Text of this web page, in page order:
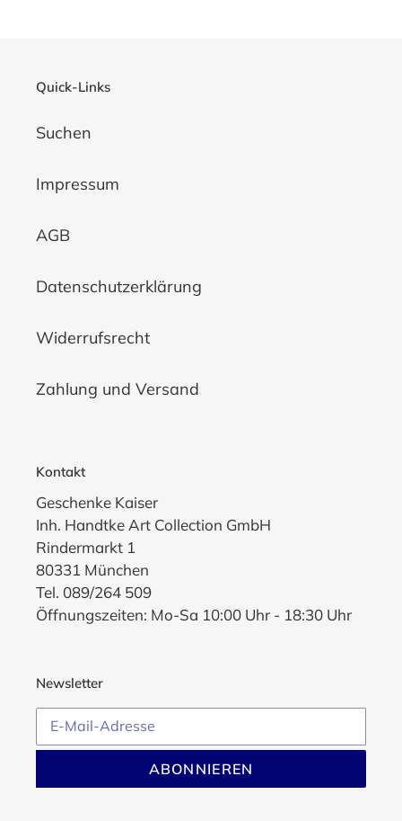
eQuick-Links
Suchen
Impressum
AGB
Datenschutzerklärung
Widerrufsrecht
Zahlung und Versand
Kontakt
Geschenke Kaiser
Inh. Handtke Art Collection GmbH
Rindermarkt 1
80331 München
Tel. 089/264 509
Öffnungszeiten: Mo-Sa 10:00 Uhr - 18:30 Uhr
Newsletter
ABONNIEREN